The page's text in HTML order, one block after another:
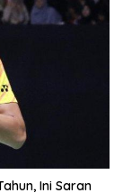
Ini Saran